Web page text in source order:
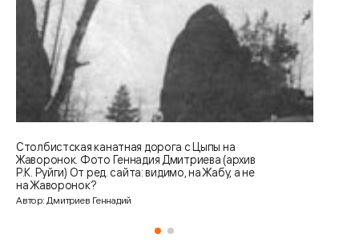
Столбистская канатная дорога с Цыпы на
Жаворонок. Фото Геннадия Дмитриева (архив
Р.К. Руйги) От ред. сайта: видимо, на Жабу, а не
на Жаворонок?
Автор: Дмитриев Геннадий